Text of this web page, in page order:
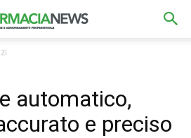
automatico,
e preciso